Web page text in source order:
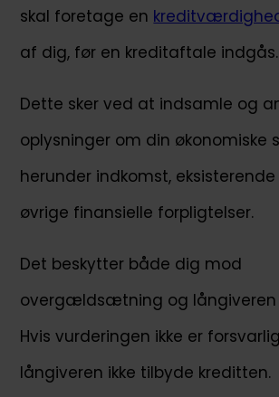
skal foretage en
af dig, før en kreditaftale indgås.
Dette sker ved at indsamle og
oplysninger om din økonomiske
herunder indkomst,
øvrige finansielle forpligtelser.
Det beskytter både dig mod
overgældsætning og långiveren
Hvis vurderingen ikke er
långiveren ikke tilbyde kreditten.